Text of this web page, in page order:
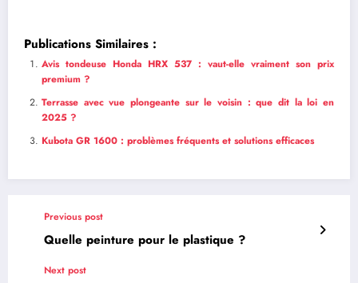
Publications Similaires :
Avis tondeuse Honda HRX 537 : vaut-elle vraiment son prix
premium ?
Terrasse avec vue plongeante sur le voisin : que dit la loi en
2025 ?
Kubota GR 1600 : problèmes fréquents et solutions efficaces
Previous post
Quelle peinture pour le plastique ?
Next post